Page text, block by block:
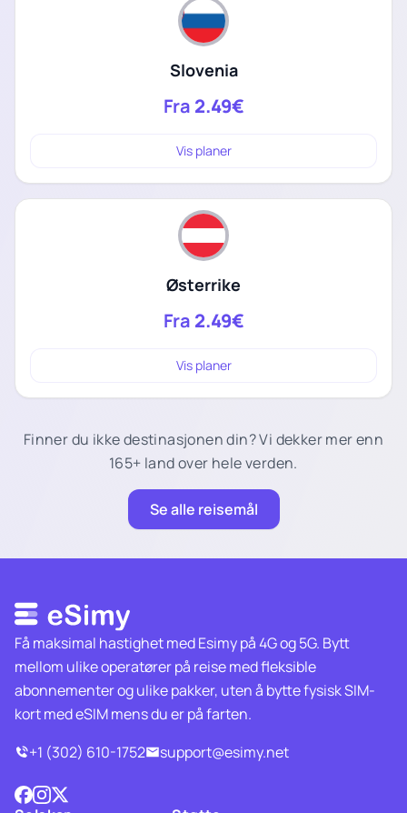
Slovenia
Fra 2.49€
Vis planer
Østerrike
Fra 2.49€
Vis planer
Finner du ikke destinasjonen din? Vi dekker mer enn
165+ land over hele verden.
Se alle reisemål
Få maksimal hastighet med Esimy på 4G og 5G. Bytt
mellom ulike operatører på reise med fleksible
abonnementer og ulike pakker, uten å bytte fysisk SIM-
kort med eSIM mens du er på farten.
+1 (302) 610-1752
support@esimy.net